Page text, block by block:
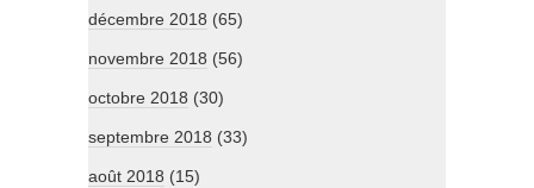
décembre 2018 (65)
novembre 2018 (56)
octobre 2018 (30)
septembre 2018 (33)
août 2018 (15)